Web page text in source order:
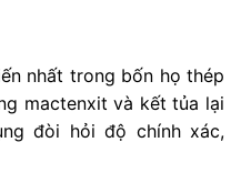
nhất trong bốn họ thép
mactenxit và kết tủa lại
đòi hỏi độ chính xác,